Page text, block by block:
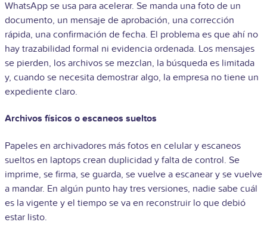
WhatsApp se usa para acelerar. Se manda una foto de un
documento, un mensaje de aprobación, una corrección
rápida, una confirmación de fecha. El problema es que ahí no
hay trazabilidad formal ni evidencia ordenada. Los mensajes
se pierden, los archivos se mezclan, la búsqueda es limitada
y, cuando se necesita demostrar algo, la empresa no tiene un
expediente claro.
Archivos físicos o escaneos sueltos
Papeles en archivadores más fotos en celular y escaneos
sueltos en laptops crean duplicidad y falta de control. Se
imprime, se firma, se guarda, se vuelve a escanear y se vuelve
a mandar. En algún punto hay tres versiones, nadie sabe cuál
es la vigente y el tiempo se va en reconstruir lo que debió
estar listo.